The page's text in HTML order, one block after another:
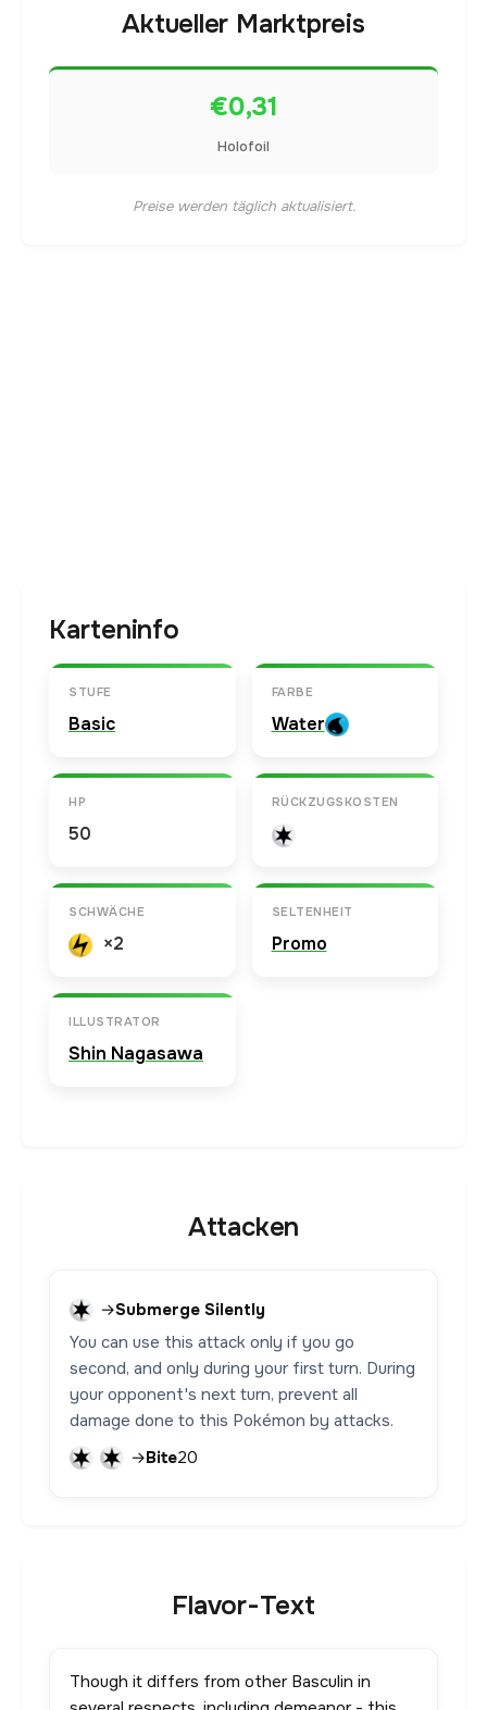
Aktueller Marktpreis
€0,31
Holofoil
Preise werden täglich aktualisiert.
Karteninfo
STUFE
Basic
FARBE
Water
HP
50
RÜCKZUGSKOSTEN
SCHWÄCHE
×2
SELTENHEIT
Promo
ILLUSTRATOR
Shin Nagasawa
Attacken
→Submerge Silently
You can use this attack only if you go
second, and only during your first turn. During
your opponent's next turn, prevent all
damage done to this Pokémon by attacks.
→Bite20
Flavor-Text
Though it differs from other Basculin in